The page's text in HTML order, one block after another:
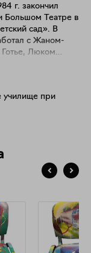
г. закончил
Большом Театре в
сад». В
с Жаном-
Люком
(Москва);
(Санкт-
Саатчи, Симона
училище при